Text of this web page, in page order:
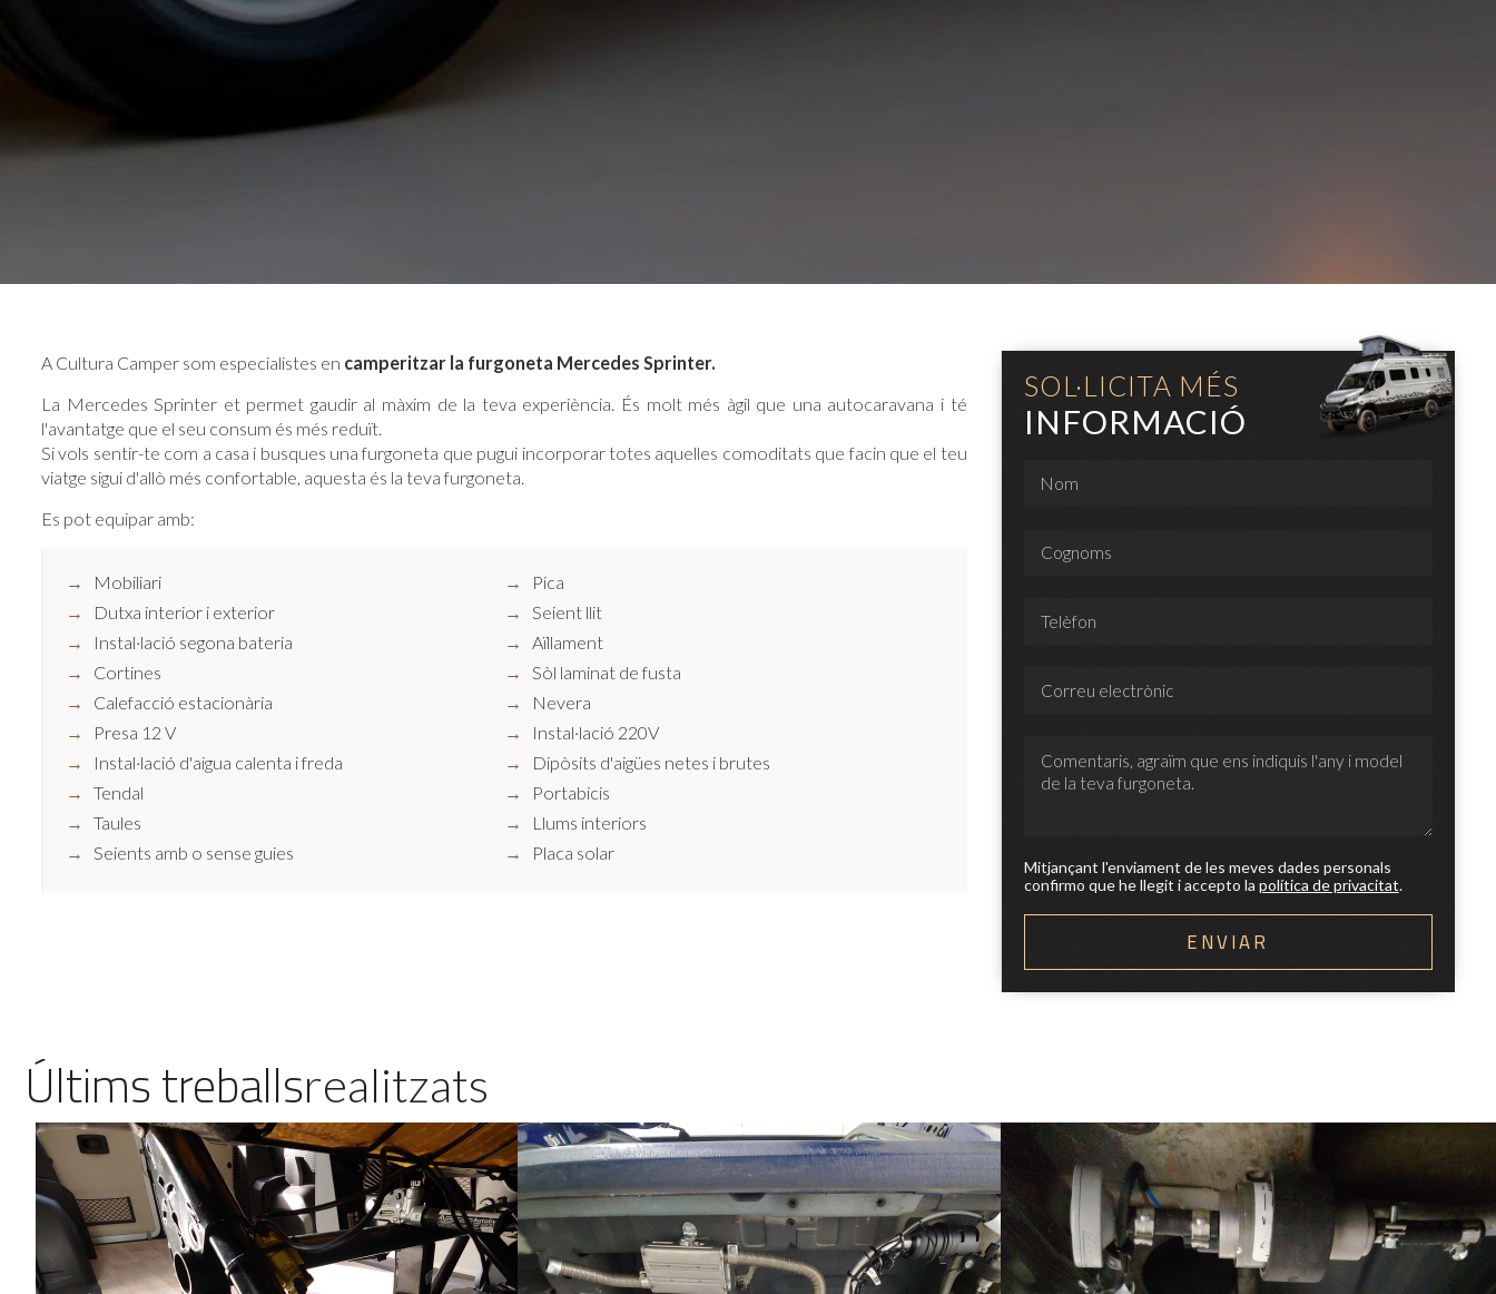
A Cultura Camper som especialistes en camperitzar la furgoneta Mercedes Sprinter.
La Mercedes Sprinter et permet gaudir al màxim de la teva experiència. És molt més àgil que una autocaravana i té
l'avantatge que el seu consum és més reduït.
Si vols sentir-te com a casa i busques una furgoneta que pugui incorporar totes aquelles comoditats que facin que el teu
viatge sigui d'allò més confortable, aquesta és la teva furgoneta.
Es pot equipar amb:
Mobiliari
Pica
Dutxa interior i exterior
Seient llit
Instal·lació segona bateria
Aïllament
Cortines
Sòl laminat de fusta
Calefacció estacionària
Nevera
Presa 12 V
Instal·lació 220V
Instal·lació d'aigua calenta i freda
Dipòsits d'aigües netes i brutes
Tendal
Portabicis
Taules
Llums interiors
Seients amb o sense guies
Placa solar
SOL·LICITA MÉS
INFORMACIÓ
Mitjançant l'enviament de les meves dades personals
confirmo que he llegit i accepto la política de privacitat.
Últims treballsrealitzats